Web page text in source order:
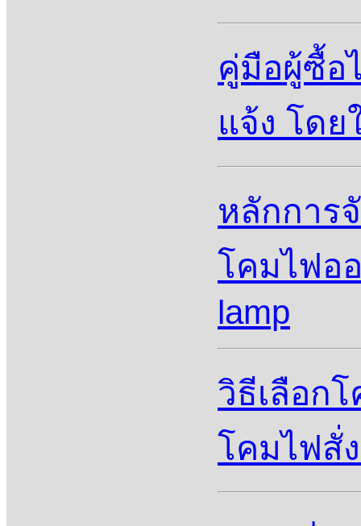
คู่มือผู้ซื้อ
แจ้ง โดย
หลักการ
โคมไฟอ
lamp
วิธีเลือก
โคมไฟสั่